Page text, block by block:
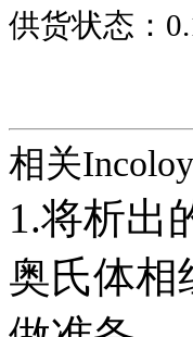
供货状态：
相关
1.将析出
奥氏体相